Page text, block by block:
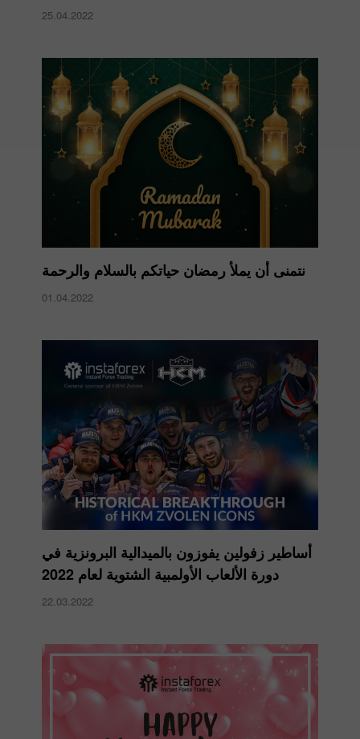
25.04.2022
نتمنى أن يملأ رمضان حياتكم بالسلام والرحمة
01.04.2022
أساطير زفولين يفوزون بالميدالية البرونزية في
دورة الألعاب الأولمبية الشتوية لعام 2022
22.03.2022